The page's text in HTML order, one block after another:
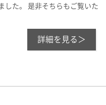
した。 是非そちらもご覧いた
詳細を見る＞